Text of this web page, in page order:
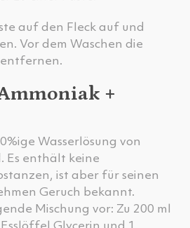
auf den Fleck auf und
Vor dem Waschen die
+
Wasserlösung von
Es enthält keine
ist aber für seinen
Geruch bekannt.
Mischung vor: Zu 200 ml